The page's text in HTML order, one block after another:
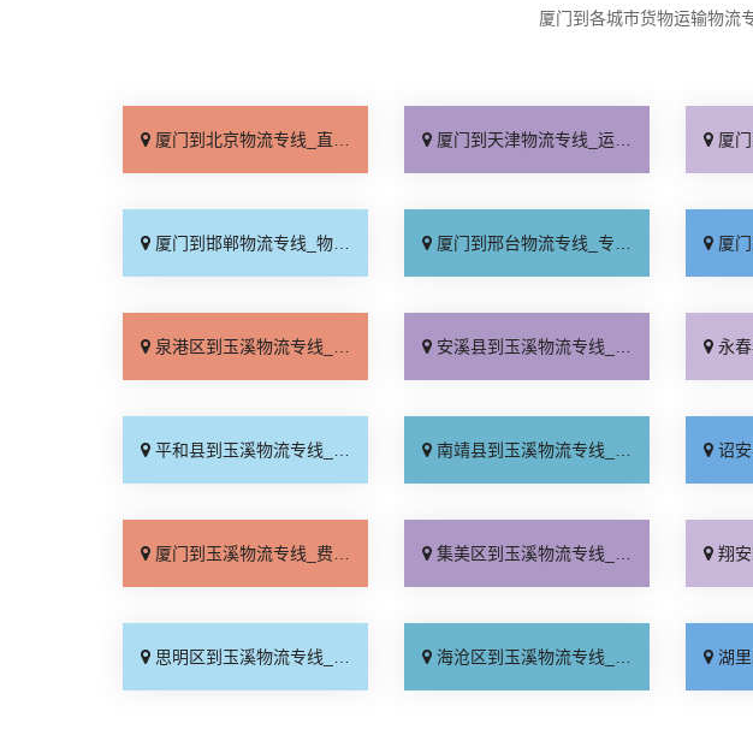
厦门到各城市货物运输物流
厦门到北京物流专线_直达不中转「送货到门」 厦门到天津物流专线_运保时效「高效快运」 厦门到
厦门到邯郸物流专线_物流拼车「全境配送」 厦门到邢台物流专线_专业靠谱「上门提货」 厦门到
泉港区到玉溪物流专线_实时反馈「无需中转」 安溪县到玉溪物流专线_放心物流「上门取件」 永春县
平和县到玉溪物流专线_直通专线「一站直达」 南靖县到玉溪物流专线_托运省心「上门提货」 诏安县
厦门到玉溪物流专线_费用多少「价位合理」 集美区到玉溪物流专线_门到门配送「价格透明」 翔安区
思明区到玉溪物流专线_收费介绍「定点发车」 海沧区到玉溪物流专线_费用多少「送货上门」 湖里区